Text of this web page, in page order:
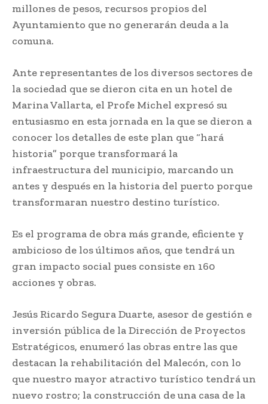
millones de pesos, recursos propios del
Ayuntamiento que no generarán deuda a la
comuna.
Ante representantes de los diversos sectores de
la sociedad que se dieron cita en un hotel de
Marina Vallarta, el Profe Michel expresó su
entusiasmo en esta jornada en la que se dieron a
conocer los detalles de este plan que “hará
historia” porque transformará la
infraestructura del municipio, marcando un
antes y después en la historia del puerto porque
transformaran nuestro destino turístico.
Es el programa de obra más grande, eficiente y
ambicioso de los últimos años, que tendrá un
gran impacto social pues consiste en 160
acciones y obras.
Jesús Ricardo Segura Duarte, asesor de gestión e
inversión pública de la Dirección de Proyectos
Estratégicos, enumeró las obras entre las que
destacan la rehabilitación del Malecón, con lo
que nuestro mayor atractivo turístico tendrá un
nuevo rostro; la construcción de una casa de la